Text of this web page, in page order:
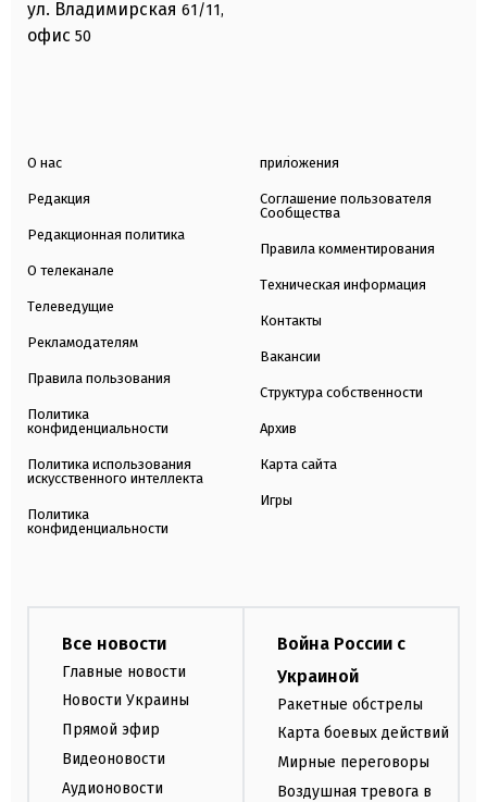
ул. Владимирская 61/11,
офис 50
О нас
Редакция
Редакционная политика
О телеканале
Телеведущие
Рекламодателям
Правила пользования
Политика
конфиденциальности
Политика использования
искусственного интеллекта
Политика
конфиденциальности
приложения
Соглашение пользователя
Сообщества
Правила комментирования
Техническая информация
Контакты
Вакансии
Структура собственности
Архив
Карта сайта
Игры
Все новости
Главные новости
Новости Украины
Прямой эфир
Видеоновости
Аудионовости
Война России с
Украиной
Ракетные обстрелы
Карта боевых действий
Мирные переговоры
Воздушная тревога в